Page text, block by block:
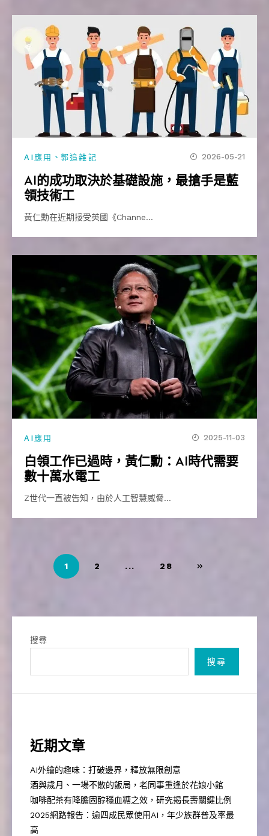
AI應用 、郭追雜記 2026-05-21
AI的成功取決於基礎設施，最搶手是藍
領技術工
黃仁勳在近期接受英國《Channe…
AI應用 2025-11-03
白領工作已過時，黃仁勳：AI時代需要
數十萬水電工
Z世代一直被告知，由於人工智慧威脅…
1 2 ... 28
搜尋
搜尋
近期文章
AI外繪的趣味：打破邊界，釋放無限創意
酒與歲月、一場不散的飯局，老同事重逢於花娘小館
咖啡配茶有降膽固醇穩血糖之效，研究揭長壽關鍵比例
2025網路報告：逾四成民眾使用AI，年少族群普及率最
高